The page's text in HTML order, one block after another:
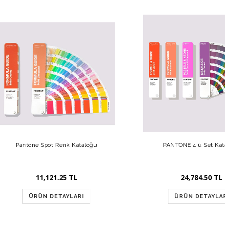
Pantone Spot Renk Kataloğu
11,121.25 TL
ÜRÜN DETAYLARI
PANTONE 4 ü Set
24,784.50 TL
ÜRÜN